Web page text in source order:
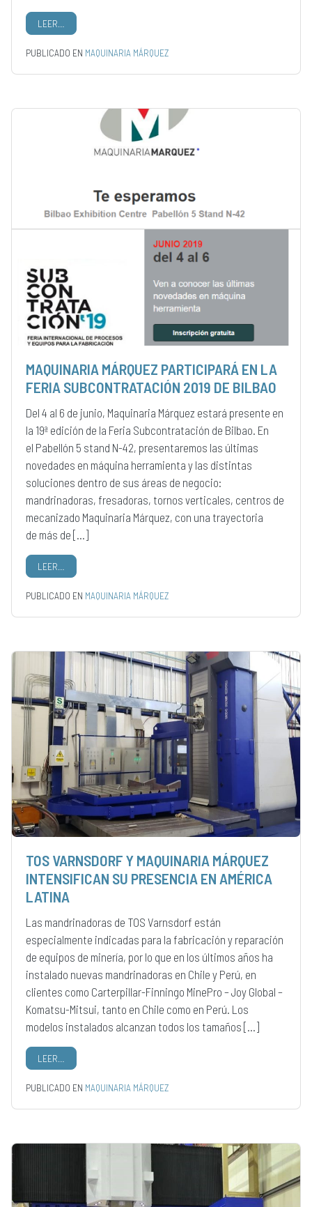
LEER…
PUBLICADO EN MAQUINARIA MÁRQUEZ
MAQUINARIA MÁRQUEZ PARTICIPARÁ EN LA
FERIA SUBCONTRATACIÓN 2019 DE BILBAO
Del 4 al 6 de junio, Maquinaria Márquez estará presente en
la 19ª edición de la Feria Subcontratación de Bilbao. En
el Pabellón 5 stand N-42, presentaremos las últimas
novedades en máquina herramienta y las distintas
soluciones dentro de sus áreas de negocio:
mandrinadoras, fresadoras, tornos verticales, centros de
mecanizado Maquinaria Márquez, con una trayectoria
de más de […]
LEER…
PUBLICADO EN MAQUINARIA MÁRQUEZ
TOS VARNSDORF Y MAQUINARIA MÁRQUEZ
INTENSIFICAN SU PRESENCIA EN AMÉRICA
LATINA
Las mandrinadoras de TOS Varnsdorf están
especialmente indicadas para la fabricación y reparación
de equipos de minería, por lo que en los últimos años ha
instalado nuevas mandrinadoras en Chile y Perú, en
clientes como Carterpillar-Finningo MinePro – Joy Global –
Komatsu-Mitsui, tanto en Chile como en Perú. Los
modelos instalados alcanzan todos los tamaños […]
LEER…
PUBLICADO EN MAQUINARIA MÁRQUEZ